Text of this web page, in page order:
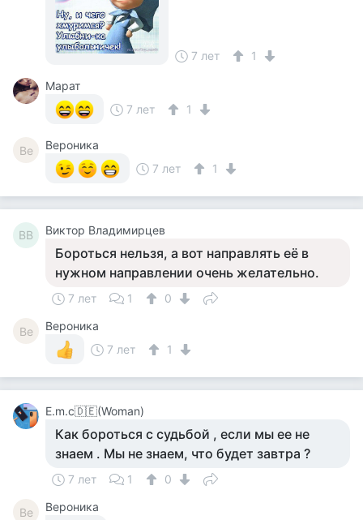
7 лет 1
Марат
7 лет
1
Ве
Вероника
7 лет
1
ВВ Виктор Владимирцев
Бороться нельзя, а вот направлять её в
нужном направлении очень желательно.
7 лет 1 0
Ве
Вероника
7 лет
1
Е.m.c🇩🇪(Woman)
Как бороться с судьбой , если мы ее не
знаем . Мы не знаем, что будет завтра ?
7 лет 1 0
Ве
Вероника